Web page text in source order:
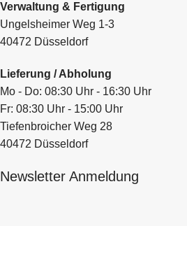
Verwaltung & Fertigung
Ungelsheimer Weg 1-3
40472 Düsseldorf
Lieferung / Abholung
Mo - Do: 08:30 Uhr - 16:30 Uhr
Fr: 08:30 Uhr - 15:00 Uhr
Tiefenbroicher Weg 28
40472 Düsseldorf
Newsletter Anmeldung